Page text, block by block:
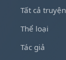
Tất cả truyện
Thể loại
Tác giả